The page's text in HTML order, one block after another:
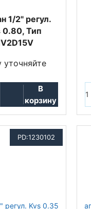
1/2" регул.
0.80, Тип
уточняйте
В
корзину
PD:1230102